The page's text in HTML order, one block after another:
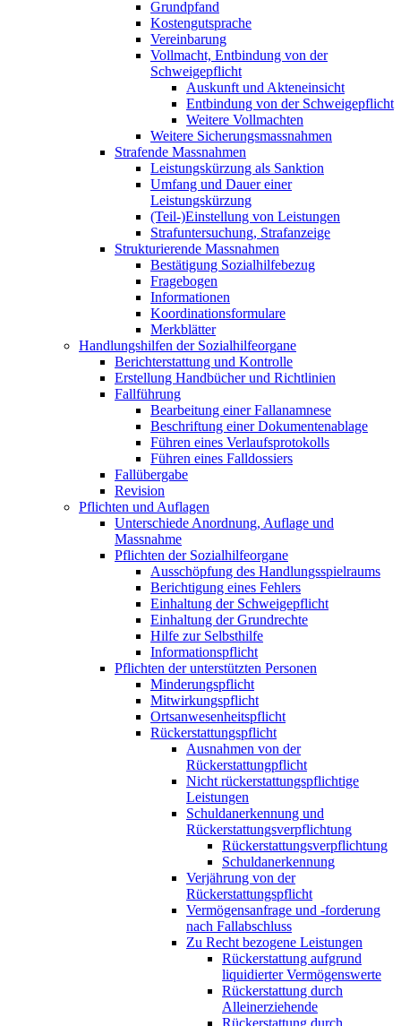
Grundpfand
Kostengutsprache
Vereinbarung
Vollmacht, Entbindung von der
Schweigepflicht
Auskunft und Akteneinsicht
Entbindung von der Schweigepflicht
Weitere Vollmachten
Weitere Sicherungsmassnahmen
Strafende Massnahmen
Leistungskürzung als Sanktion
Umfang und Dauer einer
Leistungskürzung
(Teil-)Einstellung von Leistungen
Strafuntersuchung, Strafanzeige
Strukturierende Massnahmen
Bestätigung Sozialhilfebezug
Fragebogen
Informationen
Koordinationsformulare
Merkblätter
Handlungshilfen der Sozialhilfeorgane
Berichterstattung und Kontrolle
Erstellung Handbücher und Richtlinien
Fallführung
Bearbeitung einer Fallanamnese
Beschriftung einer Dokumentenablage
Führen eines Verlaufsprotokolls
Führen eines Falldossiers
Fallübergabe
Revision
Pflichten und Auflagen
Unterschiede Anordnung, Auflage und
Massnahme
Pflichten der Sozialhilfeorgane
Ausschöpfung des Handlungsspielraums
Berichtigung eines Fehlers
Einhaltung der Schweigepflicht
Einhaltung der Grundrechte
Hilfe zur Selbsthilfe
Informationspflicht
Pflichten der unterstützten Personen
Minderungspflicht
Mitwirkungspflicht
Ortsanwesenheitspflicht
Rückerstattungspflicht
Ausnahmen von der
Rückerstattungpflicht
Nicht rückerstattungspflichtige
Leistungen
Schuldanerkennung und
Rückerstattungsverpflichtung
Rückerstattungsverpflichtung
Schuldanerkennung
Verjährung von der
Rückerstattungspflicht
Vermögensanfrage und -forderung
nach Fallabschluss
Zu Recht bezogene Leistungen
Rückerstattung aufgrund
liquidierter Vermögenswerte
Rückerstattung durch
Alleinerziehende
Rückerstattung durch